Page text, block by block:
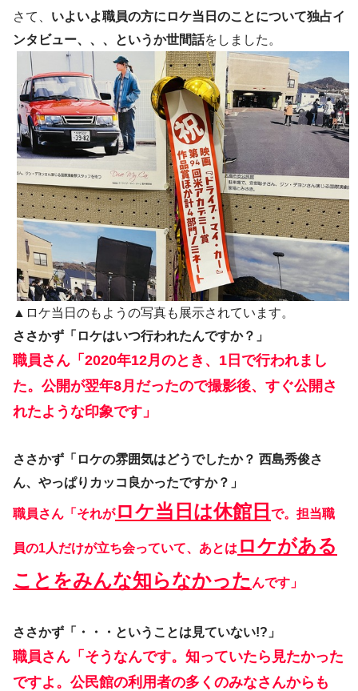
さて、 いよいよ職員の方にロケ当日のことについて独占イ
ンタビュー、、、というか世間話をしました。
▲ロケ当日のもようの写真も展示されています。
ささかず「ロケはいつ行われたんですか？」
職員さん「2020年12月のとき、1日で行われまし
た。公開が翌年8月だったので撮影後、すぐ公開さ
れたような印象です」
ささかず「ロケの雰囲気はどうでしたか？ 西島秀俊さ
ん、やっぱりカッコ良かったですか？」
職員さん「それがロケ当日は休館日 で。担当職
員の1人だけが立ち会っていて、あとは ロケがある
ことをみんな知らなかった んです」
ささかず「・・・ということは見ていない!?」
職員さん「そうなんです。知っていたら見たかった
ですよ。公民館の利用者の多くのみなさんからも